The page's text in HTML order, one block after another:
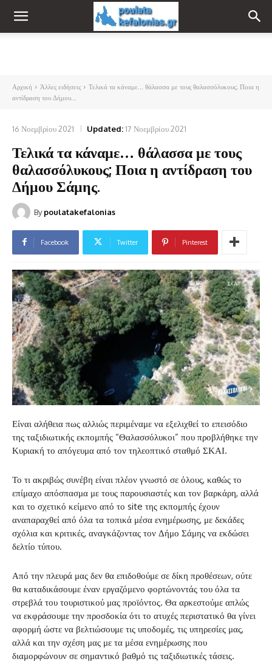
Αρχική Άλλες ειδήσεις
Τελικά τα κάναμε... θάλασσα με τους θαλασσόλυκους; Ποια η
αντίδραση του Δήμου...
16 Νοεμβρίου 2021 Updated:17 Νοεμβρίου 2021
Τελικά τα κάναμε… θάλασσα με τους
θαλασσόλυκους; Ποια η αντίδραση του
Δήμου Σάμης.
By poulatakefalonias
Facebook Twitter Pinterest
Είναι αλήθεια πως αλλιώς περιμέναμε να εξελιχθεί το επεισόδιο
της ταξιδιωτικής εκπομπής “Θαλασσόλυκοι” που προβλήθηκε την
Κυριακή το απόγευμα από τον τηλεοπτικό σταθμό ΣΚΑΙ.
Το τι ακριβώς συνέβη είναι πλέον γνωστό σε όλους, καθώς το
επίμαχο απόσπασμα με τους παρουσιαστές και τον βαρκάρη, αλλά
και το σχετικό κείμενο από το site της εκπομπής έχουν
αναπαραχθεί από όλα τα τοπικά μέσα ενημέρωσης, με δεκάδες
σχόλια και κριτικές, αναγκάζοντας τον Δήμο Σάμης να εκδώσει
δελτίο τύπου.
Από την πλευρά μας δεν θα επιδοθούμε σε δίκη προθέσεων, ούτε
θα καταδικάσουμε έναν εργαζόμενο φορτώνοντάς του όλα τα
στρεβλά του τουριστικού μας προϊόντος. Θα αρκεστούμε απλώς
να εκφράσουμε την προσδοκία ότι το ατυχές περιστατικό θα γίνει
αφορμή ώστε να βελτιώσουμε τις υποδομές, τις υπηρεσίες μας,
αλλά και την σχέση μας με τα μέσα ενημέρωσης που
διαμορφώνουν σε σημαντικό βαθμό τις ταξιδιωτικές τάσεις.